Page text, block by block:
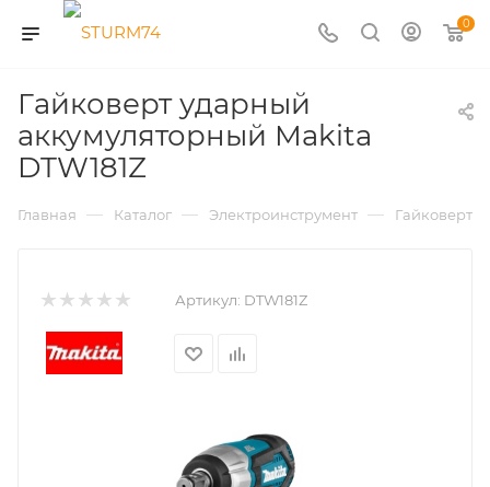
0
Гайковерт ударный
аккумуляторный Makita
DTW181Z
Главная — Каталог — Электроинструмент — Гайковерты
Артикул: DTW181Z